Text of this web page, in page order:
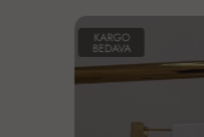
KARGO
BEDAVA